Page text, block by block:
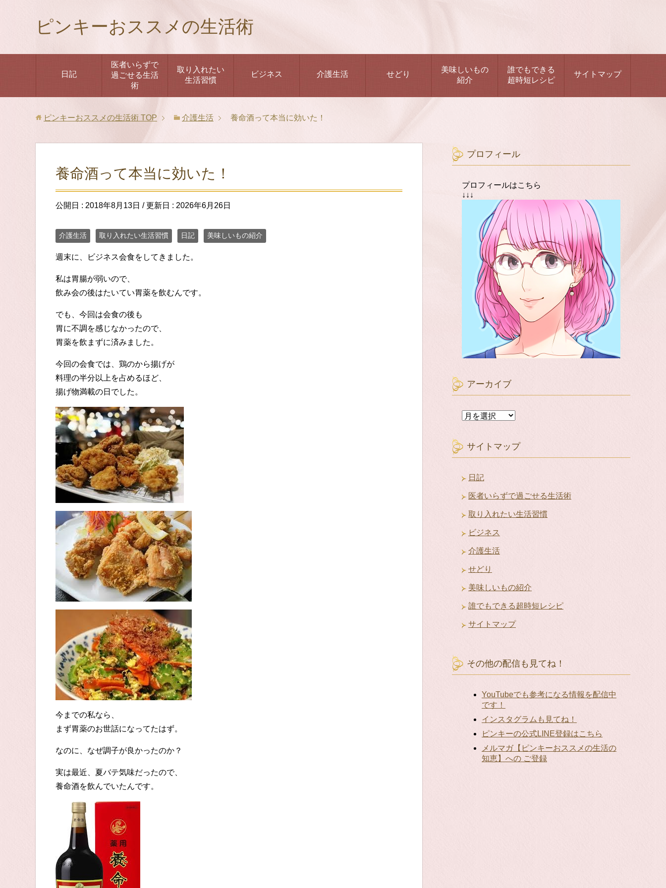
ピンキーおススメの生活術
日記
医者いらずで
過ごせる生活
術
取り入れたい
生活習慣
ビジネス 介護生活 せどり
美味しいもの
紹介
誰でもできる
超時短レシピ
サイトマップ
ピンキーおススメの生活術 TOP 介護生活 養命酒って本当に効いた！
養命酒って本当に効いた！
公開日 : 2018年8月13日 / 更新日 : 2026年6月26日
介護生活 取り入れたい生活習慣 日記 美味しいもの紹介
週末に、ビジネス会食をしてきました。
私は胃腸が弱いので、
飲み会の後はたいてい胃薬を飲むんです。
でも、今回は会食の後も
胃に不調を感じなかったので、
胃薬を飲まずに済みました。
今回の会食では、鶏のから揚げが
料理の半分以上を占めるほど、
揚げ物満載の日でした。
今までの私なら、
まず胃薬のお世話になってたはず。
なのに、なぜ調子が良かったのか？
実は最近、夏バテ気味だったので、
養命酒を飲んでいたんです。
プロフィール
プロフィールはこちら
↓↓↓
アーカイブ
ア
イ
ブ
サイトマップ
日記
医者いらずで過ごせる生活術
取り入れたい生活習慣
ビジネス
介護生活
せどり
美味しいもの紹介
誰でもできる超時短レシピ
サイトマップ
その他の配信も見てね！
YouTubeでも参考になる情報を配信中
です！
インスタグラムも見てね！
ピンキーの公式LINE登録はこちら
メルマガ【ピンキーおススメの生活の
知恵】への ご登録